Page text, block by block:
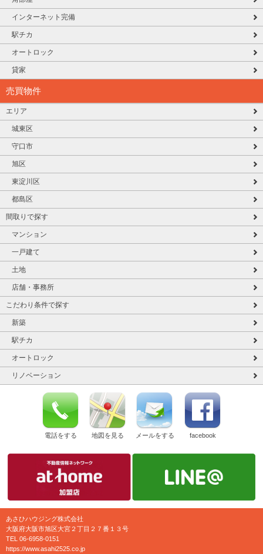
インターネット完備
駅チカ
オートロック
貸家
売買物件
エリア
城東区
守口市
旭区
東淀川区
都島区
間取りで探す
マンション
一戸建て
土地
店舗・事務所
こだわり条件で探す
新築
駅チカ
オートロック
リノベーション
電話をする 地図を見る メールをする facebook
あさひハウジング株式会社
大阪府大阪市旭区大宮２丁目２７番１３号
TEL 06-6958-0151
https://www.asahi2525.co.jp